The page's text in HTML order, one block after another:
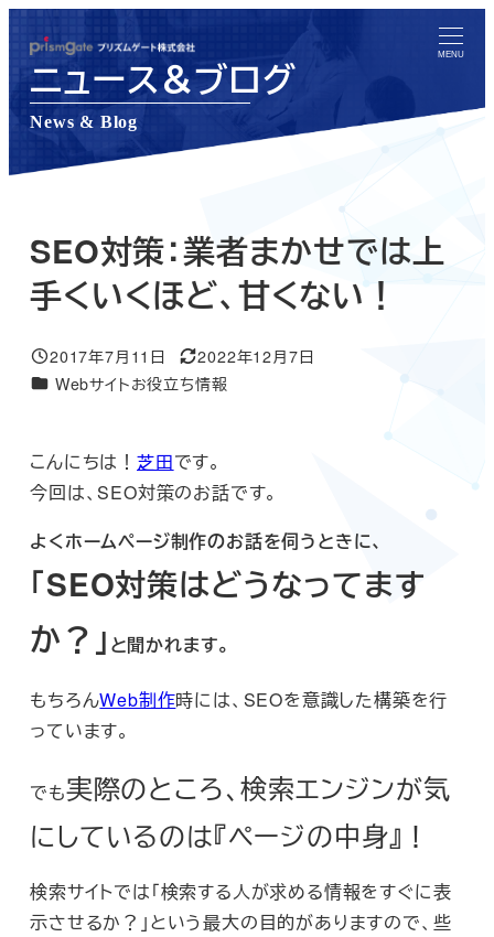
ン
コ
テ
MENU
ニュース＆ブログ
News & Blog
SEO対策：業者まかせでは上
手くいくほど、甘くない！
投稿日
2017年7月11日
更新日
2022年12月7日
ニュース＆ブログカテゴリー
Webサイトお役立ち情報
こんにちは！ 芝田です。
今回は、SEO対策のお話です。
よくホームページ制作のお話を伺うときに、
「SEO対策はどうなってます
か？」 と聞かれます。
もちろんWeb制作時には、SEOを意識した構築を行
っています。
でも実際のところ、検索エンジンが気
にしているのは『ページの中身』！
検索サイトでは「検索する人が求める情報をすぐに表
示させるか？」という最大の目的がありますので、些